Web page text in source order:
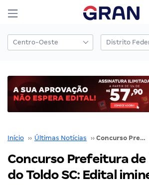
Início ›› Últimas Notícias ›› Concurso Prefeitura de Bela Vista do Toldo SC: Edital iminente!
Concurso Prefeitura de
do Toldo SC: Edital